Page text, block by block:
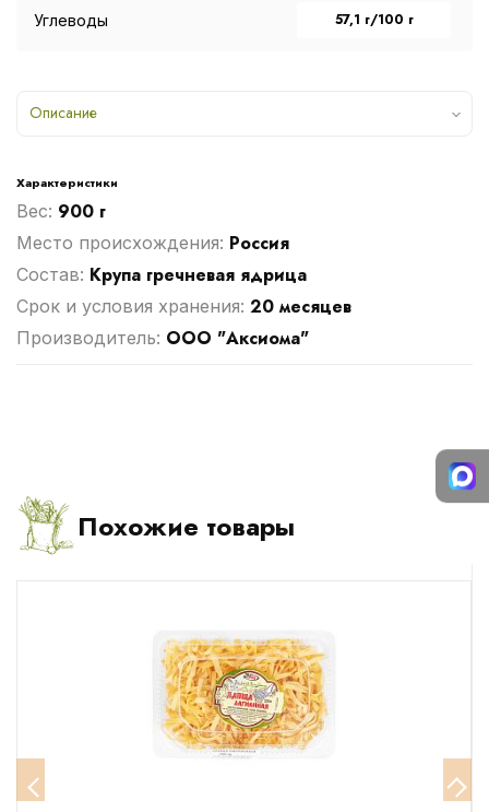
Углеводы 57,1 г/100 г
Описание
Характеристики
Вес: 900 г
Место происхождения: Россия
Cостав: Крупа гречневая ядрица
Срок и условия хранения: 20 месяцев
Производитель: ООО "Аксиома"
Похожие товары